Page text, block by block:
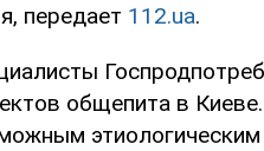
передает 112.ua.
общепита в